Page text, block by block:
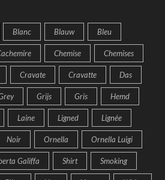
Blanc Blauw Bleu
Chemise Chemises
Cravate Cravatte Das
Grijs Gris Hemd
Laine Ligned Lignée
Noir Ornella Ornella Luigi
Galiffa Shirt Smoking